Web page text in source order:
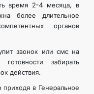
время 2-4 месяца, в
более длительное
органов
звонок или смс на
забирать
действия.
в Генеральное